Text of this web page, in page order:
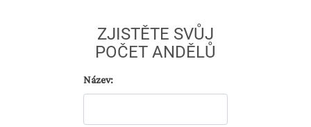
ZJISTĚTE SVŮJ
POČET ANDĚLŮ
Název: